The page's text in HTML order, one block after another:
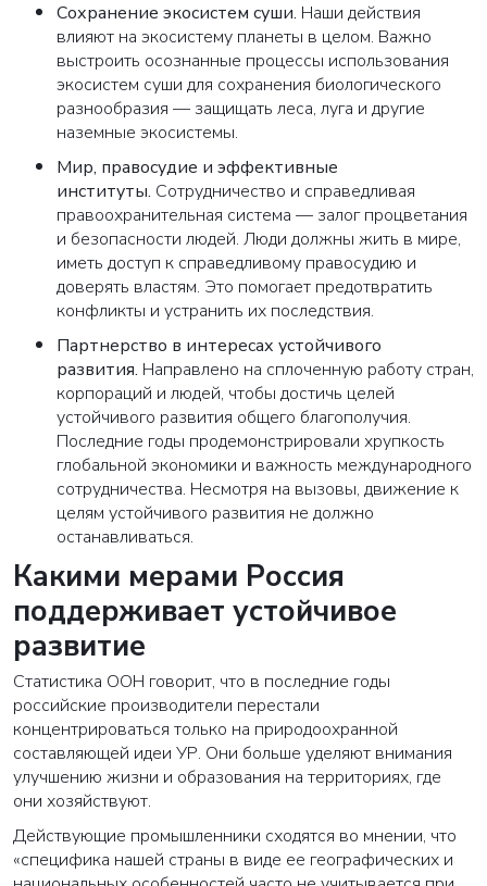
Сохранение экосистем суши. Наши действия
влияют на экосистему планеты в целом. Важно
выстроить осознанные процессы использования
экосистем суши для сохранения биологического
разнообразия — защищать леса, луга и другие
наземные экосистемы.
Мир, правосудие и эффективные
институты. Сотрудничество и справедливая
правоохранительная система — залог процветания
и безопасности людей. Люди должны жить в мире,
иметь доступ к справедливому правосудию и
доверять властям. Это помогает предотвратить
конфликты и устранить их последствия.
Партнерство в интересах устойчивого
развития. Направлено на сплоченную работу стран,
корпораций и людей, чтобы достичь целей
устойчивого развития общего благополучия.
Последние годы продемонстрировали хрупкость
глобальной экономики и важность международного
сотрудничества. Несмотря на вызовы, движение к
целям устойчивого развития не должно
останавливаться.
Какими мерами Россия
поддерживает устойчивое
развитие
Статистика ООН говорит, что в последние годы
российские производители перестали
концентрироваться только на природоохранной
составляющей идеи УР. Они больше уделяют внимания
улучшению жизни и образования на территориях, где
они хозяйствуют.
Действующие промышленники сходятся во мнении, что
«специфика нашей страны в виде ее географических и